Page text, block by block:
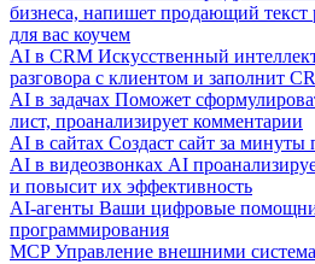
бизнеса, напишет продающий текст
для вас коучем
AI в CRM Искусственный
разговора с клиентом и заполнит
AI в задачах Поможет
лист, проанализирует комментарии
AI в сайтах Создаст сайт за
AI в видеозвонках AI
и повысит их эффективность
AI-агенты Ваши цифровые
программирования
MCP Управление внешними